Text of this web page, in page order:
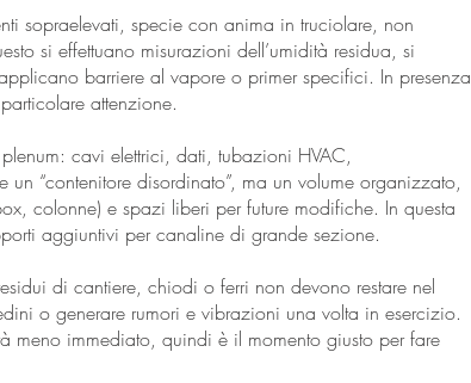
sopraelevati, specie con anima in truciolare, non
si effettuano misurazioni dell’umidità residua, si
barriere al vapore o primer specifici. In presenza
attenzione.
cavi elettrici, dati, tubazioni HVAC,
“contenitore disordinato”, ma un volume organizzato,
colonne) e spazi liberi per future modifiche. In questa
aggiuntivi per canaline di grande sezione.
di cantiere, chiodi o ferri non devono restare nel
o generare rumori e vibrazioni una volta in esercizio.
meno immediato, quindi è il momento giusto per fare